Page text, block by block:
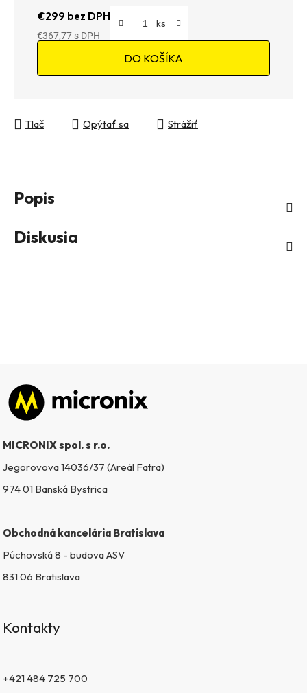
€299 bez DPH
€367,77
DO KOŠÍKA
Tlač Opýtať sa Strážiť
Popis
Diskusia
Zápätie
MICRONIX spol. s r.o.
Jegorovova 14036/37 (Areál Fatra)
974 01 Banská Bystrica
Obchodná kancelária Bratislava
Púchovská 8 - budova ASV
831 06 Bratislava
Kontakty
+421 484 725 700